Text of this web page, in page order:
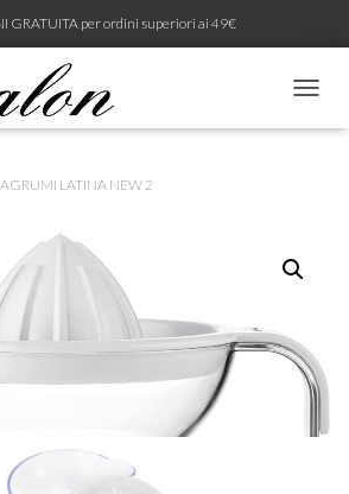
GRATUITA per ordini superiori ai 49€
A
T
O
G
LATINA NEW 2